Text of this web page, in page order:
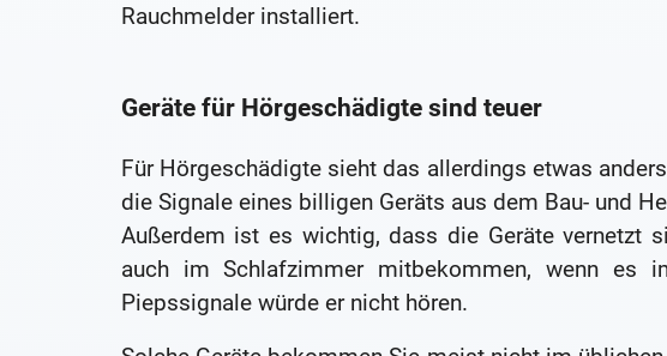
Rauchmelder installiert.
Geräte für Hörgeschädigte sind teuer
Für Hörgeschädigte sieht das allerdings etwas
die Signale eines billigen Geräts aus dem Bau- und
Außerdem ist es wichtig, dass die Geräte vernetzt
auch im Schlafzimmer mitbekommen, wenn es
Piepssignale würde er nicht hören.